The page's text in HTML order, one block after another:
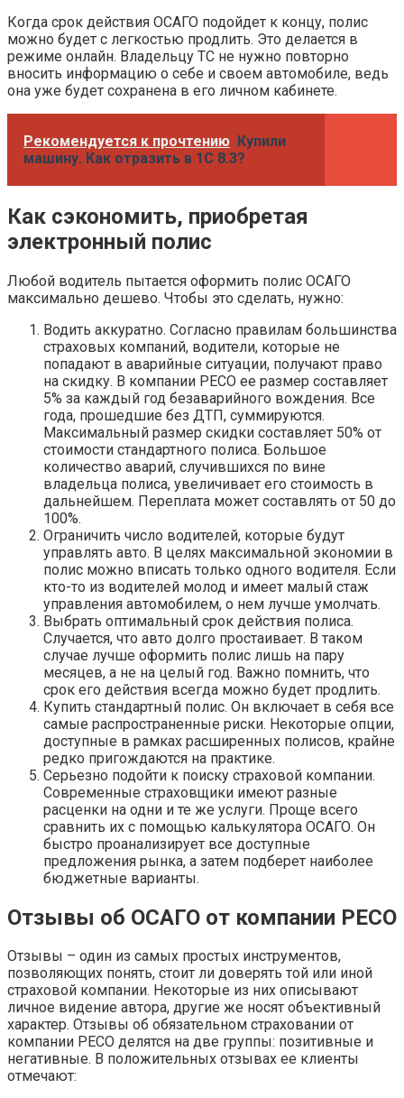
Когда срок действия ОСАГО подойдет к концу, полис
можно будет с легкостью продлить. Это делается в
режиме онлайн. Владельцу ТС не нужно повторно
вносить информацию о себе и своем автомобиле, ведь
она уже будет сохранена в его личном кабинете.
Рекомендуется к прочтению Купили
машину. Как отразить в 1С 8.3?
Как сэкономить, приобретая
электронный полис
Любой водитель пытается оформить полис ОСАГО
максимально дешево. Чтобы это сделать, нужно:
Водить аккуратно. Согласно правилам большинства
страховых компаний, водители, которые не
попадают в аварийные ситуации, получают право
на скидку. В компании РЕСО ее размер составляет
5% за каждый год безаварийного вождения. Все
года, прошедшие без ДТП, суммируются.
Максимальный размер скидки составляет 50% от
стоимости стандартного полиса. Большое
количество аварий, случившихся по вине
владельца полиса, увеличивает его стоимость в
дальнейшем. Переплата может составлять от 50 до
100%.
Ограничить число водителей, которые будут
управлять авто. В целях максимальной экономии в
полис можно вписать только одного водителя. Если
кто-то из водителей молод и имеет малый стаж
управления автомобилем, о нем лучше умолчать.
Выбрать оптимальный срок действия полиса.
Случается, что авто долго простаивает. В таком
случае лучше оформить полис лишь на пару
месяцев, а не на целый год. Важно помнить, что
срок его действия всегда можно будет продлить.
Купить стандартный полис. Он включает в себя все
самые распространенные риски. Некоторые опции,
доступные в рамках расширенных полисов, крайне
редко пригождаются на практике.
Серьезно подойти к поиску страховой компании.
Современные страховщики имеют разные
расценки на одни и те же услуги. Проще всего
сравнить их с помощью калькулятора ОСАГО. Он
быстро проанализирует все доступные
предложения рынка, а затем подберет наиболее
бюджетные варианты.
Отзывы об ОСАГО от компании РЕСО
Отзывы – один из самых простых инструментов,
позволяющих понять, стоит ли доверять той или иной
страховой компании. Некоторые из них описывают
личное видение автора, другие же носят объективный
характер. Отзывы об обязательном страховании от
компании РЕСО делятся на две группы: позитивные и
негативные. В положительных отзывах ее клиенты
отмечают: